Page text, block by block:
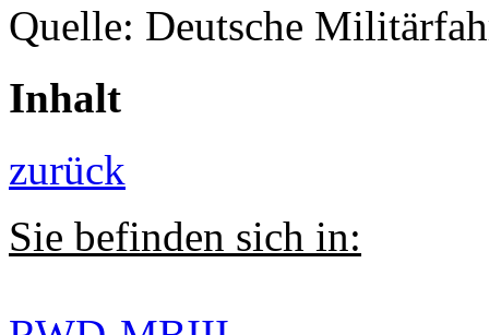
Quelle: Deutsche
Inhalt
zurück
Sie befinden sich in: